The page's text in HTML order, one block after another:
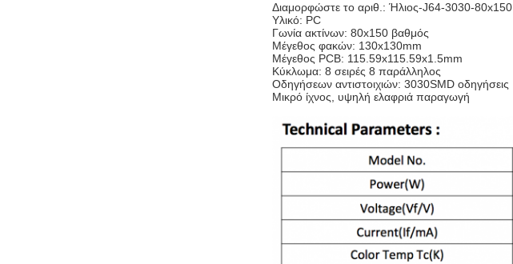
Διαμορφώστε το αριθ.: Ήλιος-J64-3030-80x150
Υλικό: PC
Γωνία ακτίνων: 80x150 βαθμός
Μέγεθος φακών: 130x130mm
Μέγεθος PCB: 115.59x115.59x1.5mm
Κύκλωμα: 8 σειρές 8 παράλληλος
Οδηγήσεων αντιστοιχιών: 3030SMD οδηγήσεις
Μικρό ίχνος, υψηλή ελαφριά παραγωγή